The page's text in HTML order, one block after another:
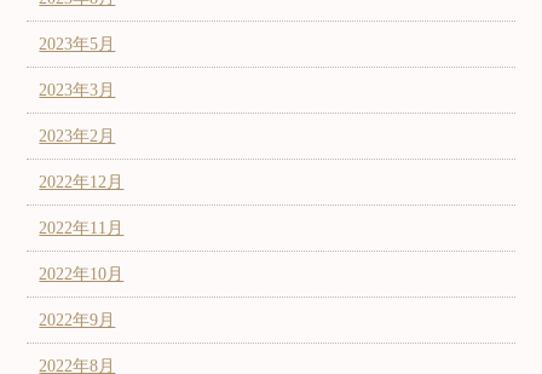
2023年5月
2023年3月
2023年2月
2022年12月
2022年11月
2022年10月
2022年9月
2022年8月